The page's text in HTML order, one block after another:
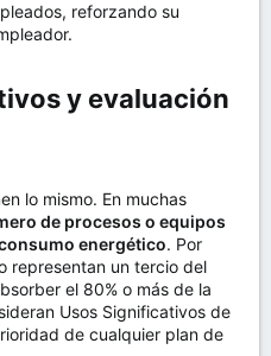
reforzando su
y evaluación
lo mismo. En muchas
de procesos o equipos
energético. Por
representan un tercio del
el 80% o más de la
Usos Significativos de
de cualquier plan de